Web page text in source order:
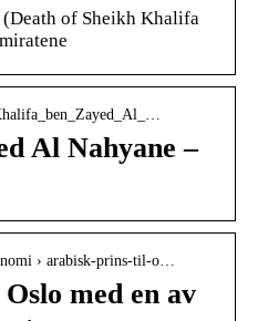
of Sheikh Khalifa
Al Nahyane –
› arabisk-prins-til-o…
med en av